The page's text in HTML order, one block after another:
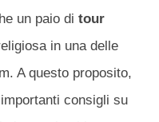
un paio di tour
in una delle
A questo proposito,
consigli su